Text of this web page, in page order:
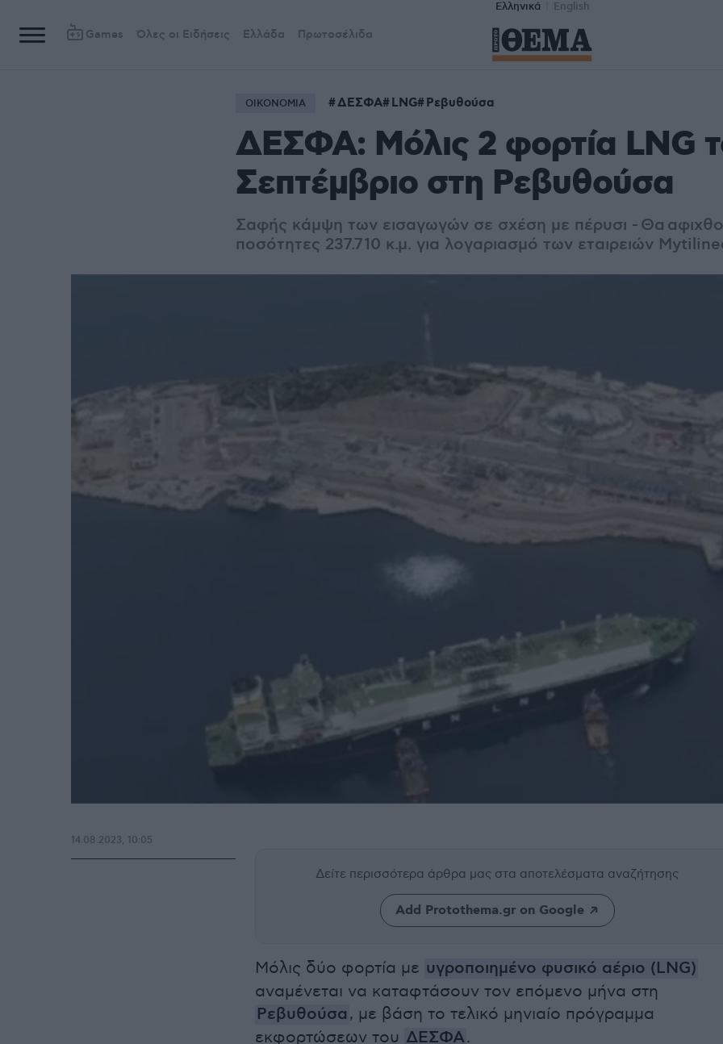
Ελληνικά English
Games Όλες οι Ειδήσεις Ελλάδα Πρωτοσέλιδα
ΟΙΚΟΝΟΜΙΑ ΔΕΣΦΑ LNG Ρεβυθούσα
ΔΕΣΦΑ: Μόλις 2 φορτία LNG
Σεπτέμβριο στη Ρεβυθούσα
Σαφής κάμψη των εισαγωγών σε σχέση με πέρυσι - Θα
ποσότητες 237.710 κ.μ. για λογαριασμό των εταιρειών
Δείτε περισσότερα άρθρα μας στα αποτελέσματα αναζήτησης
Add Protothema.gr on Google
Μόλις δύο φορτία με υγροποιημένο φυσικό αέριο (LNG)
αναμένεται να καταφτάσουν τον επόμενο μήνα στη
Ρεβυθούσα , με βάση το τελικό μηνιαίο πρόγραμμα
εκφορτώσεων του ΔΕΣΦΑ.
14.08.2023, 10:05